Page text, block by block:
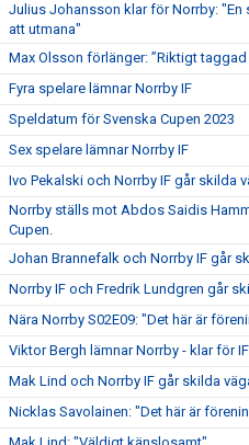
Julius Johansson klar för Norrby: "En
att utmana"
Max Olsson förlänger: ”Riktigt taggad
Fyra spelare lämnar Norrby IF
Speldatum för Svenska Cupen 2023
Sex spelare lämnar Norrby IF
Ivo Pekalski och Norrby IF går skilda
Norrby ställs mot Abdos Saidis
Cupen.
Johan Brannefalk och Norrby IF går
Norrby IF och Fredrik Lundgren går
Nära Norrby S02E09: "Det här är
Viktor Bergh lämnar Norrby - klar för
Mak Lind och Norrby IF går skilda
Nicklas Savolainen: "Det här är